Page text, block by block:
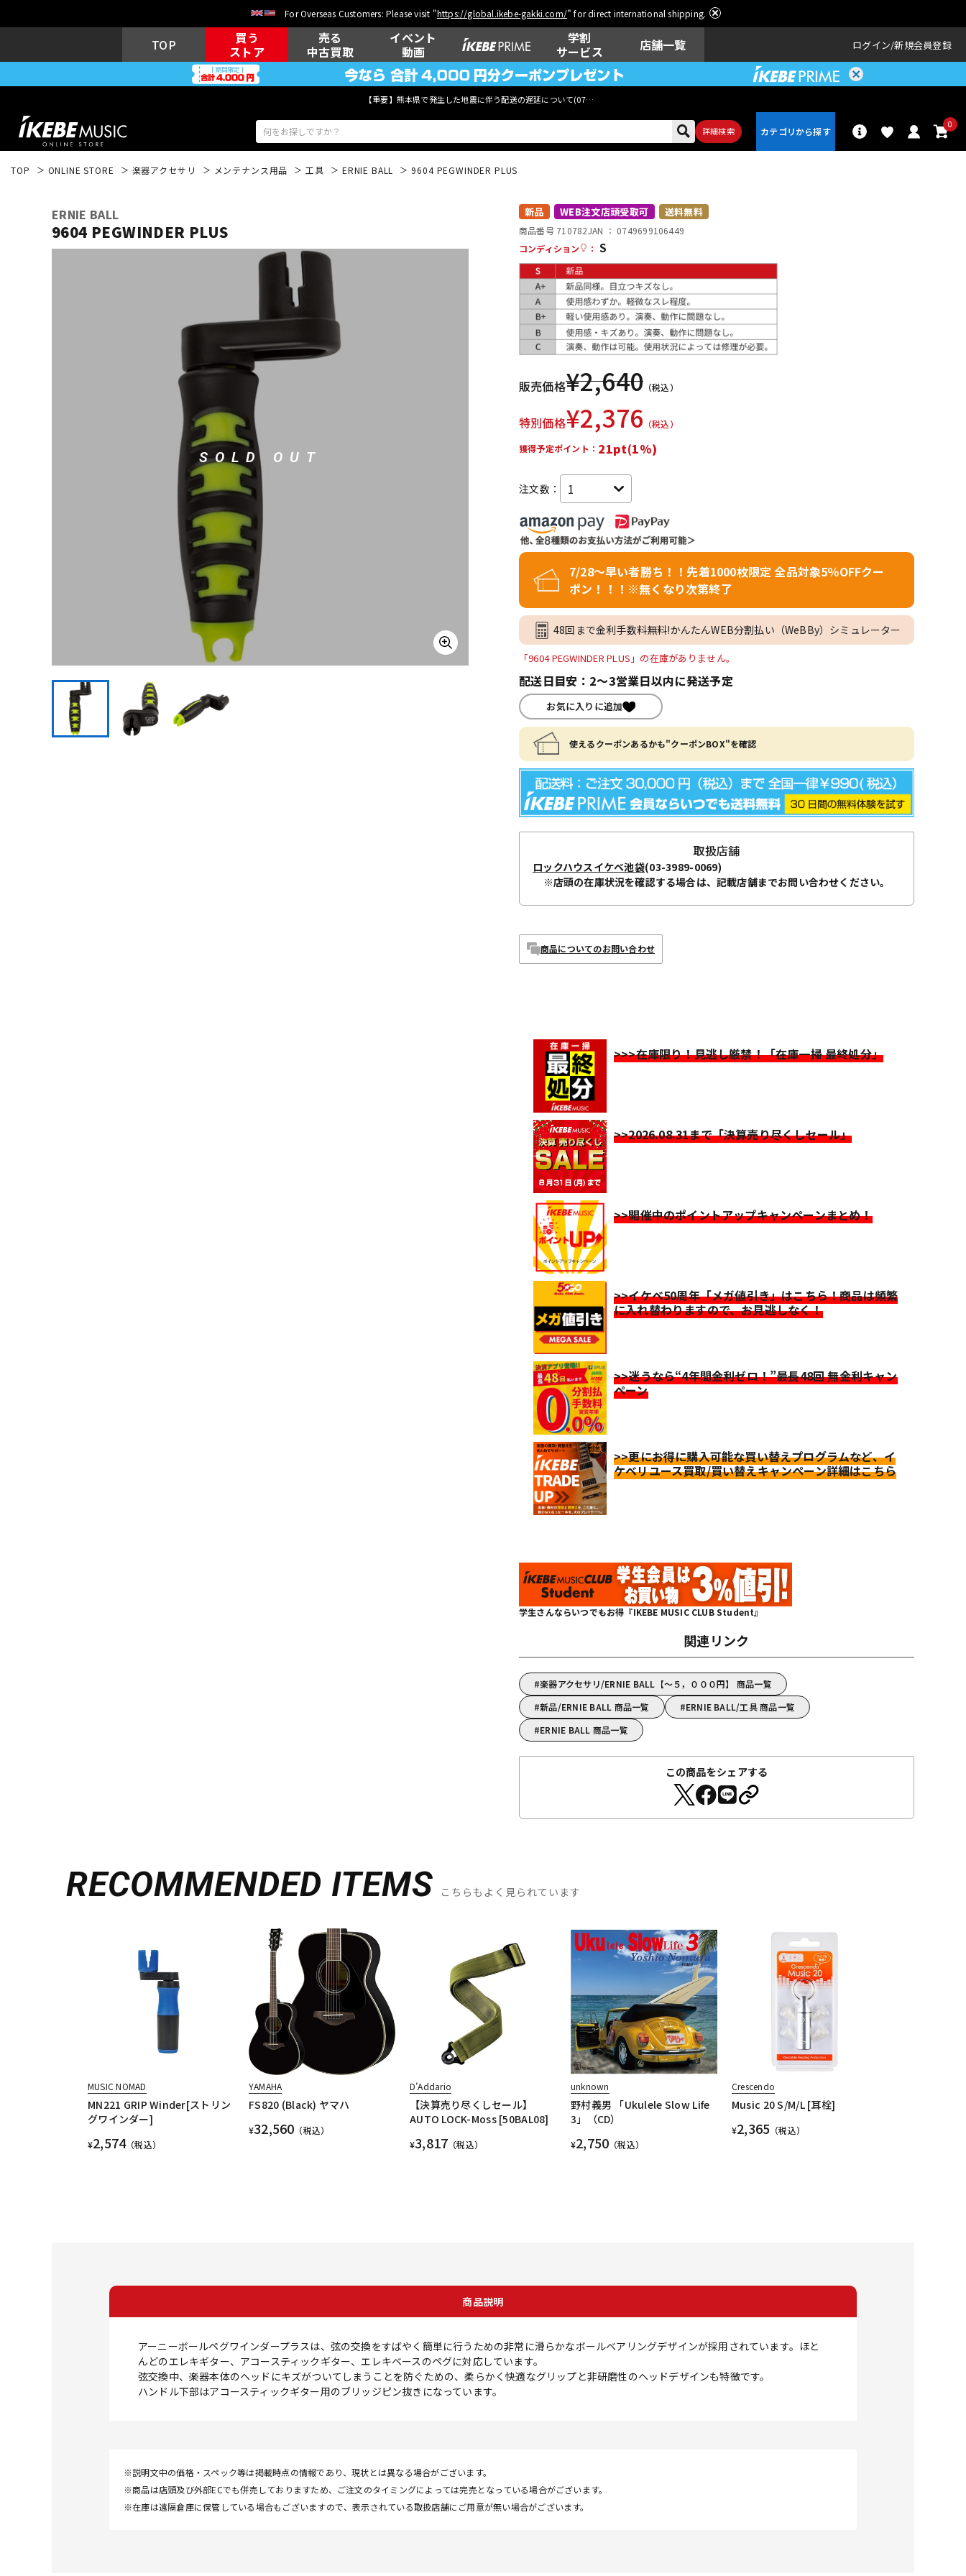
For Overseas Customers: Please visit "https://global.ikebe-gakki.com/" for direct international shipping.
TOP
買う
ストア
売る
中古買取
イベント
動画
学割
サービス
店舗一覧 ログイン 新規会員登録
【重要】熊本県で発生した地震に伴う配送の遅延について(07月29日
詳細検索
0
ウクレレ ドラム
電子ピアノ その他楽器
レコーディン
グ機器
配信/ライブ
機器
ヴィンテージ
TOP ONLINE STORE 楽器アクセサリ メンテナンス用品 工具 ERNIE BALL 9604 PEGWINDER PLUS
ERNIE BALL
9604 PEGWINDER PLUS
SOLD OUT
新品 WEB注文店頭受取可 送料無料
商品番号 710782JAN ： 0749699106449
コンディション
： S
販売価格¥2,640 （税込）
特別価格¥2,376 （税込）
獲得予定ポイント： 21pt(1%)
注文数：
7/28～早い者勝ち！！先着1000枚限定 全品対象5％OFFクー
ポン！！！※無くなり次第終了
48回まで金利手数料無料!かんたんWEB分割払い（WeBBy）シミュレーター
「9604 PEGWINDER PLUS」の在庫がありません。
配送日目安：2～3営業日以内に発送予定
お気に入りに追加
使えるクーポンあるかも"クーポンBOX"を確認
取扱店舗
ロックハウスイケベ池袋(03-3989-0069)
※店頭の在庫状況を確認する場合は、記載店舗までお問い合わせください。
商品についてのお問い合わせ
>>>在庫限り！見逃し厳禁！「在庫一掃 最終処分」
>>2026.08.31まで「決算売り尽くしセール」
>>開催中のポイントアップキャンペーンまとめ！
>>イケベ50周年「メガ値引き」はこちら！商品は頻繁
に入れ替わりますので、お見逃しなく！
>>迷うなら“4年間金利ゼロ！”最長48回 無金利キャン
ペーン
>>更にお得に購入可能な買い替えプログラムなど、イ
ケベリユース買取/買い替えキャンペーン詳細はこちら
学生さんならいつでもお得『IKEBE MUSIC CLUB Student』
関連リンク
楽器アクセサリ/ERNIE BALL【～５，０００円】 商品一覧
新品/ERNIE BALL 商品一覧
ERNIE BALL/工具 商品一覧
ERNIE BALL 商品一覧
この商品をシェアする
RECOMMENDED ITEMS こちらもよく見られています
MUSIC NOMAD
MN221 GRIP Winder[ストリン
グワインダー]
¥2,574（税込）
YAMAHA
FS820 (Black) ヤマハ
¥32,560 （税込）
D’Addario
【決算売り尽くしセール】
AUTO LOCK-Moss [50BAL08]
¥3,817 （税込）
unknown
野村義男 「Ukulele Slow Life
3」（CD）
¥2,750 （税込）
Crescendo
Music 20 S/M/L [耳栓]
¥2,365 （税込）
商品説明
アーニーボールペグワインダープラスは、弦の交換をすばやく簡単に行うための非常に滑らかなボールベアリングデザインが採用されています。ほと
んどのエレキギター、アコースティックギター、エレキベースのペグに対応しています。
弦交換中、楽器本体のヘッドにキズがついてしまうことを防ぐための、柔らかく快適なグリップと非研磨性のヘッドデザインも特徴です。
ハンドル下部はアコースティックギター用のブリッジピン抜きになっています。
※説明文中の価格・スペック等は掲載時点の情報であり、現状とは異なる場合がございます。
※商品は店頭及び外部ECでも併売しておりますため、ご注文のタイミングによっては完売となっている場合がございます。
※在庫は遠隔倉庫に保管している場合もございますので、表示されている取扱店舗にご用意が無い場合がございます。